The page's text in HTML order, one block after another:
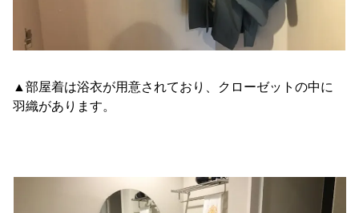
▲部屋着は浴衣が用意されており、クローゼットの中に
羽織があります。